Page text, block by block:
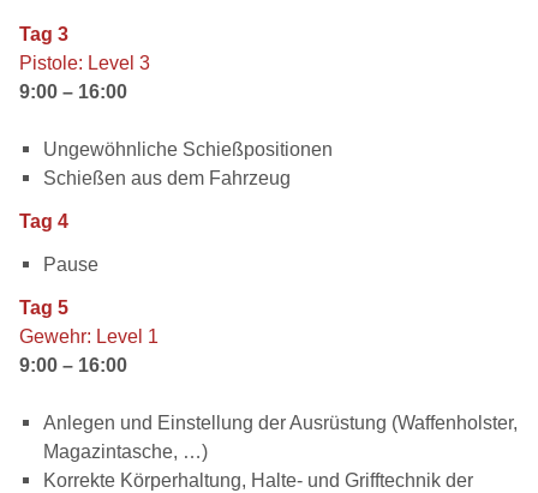
Tag 3
Pistole: Level 3
9:00 – 16:00
Ungewöhnliche Schießpositionen
Schießen aus dem Fahrzeug
Tag 4
Pause
Tag 5
Gewehr: Level 1
9:00 – 16:00
Anlegen und Einstellung der Ausrüstung (Waffenholster,
Magazintasche, …)
Korrekte Körperhaltung, Halte- und Grifftechnik der